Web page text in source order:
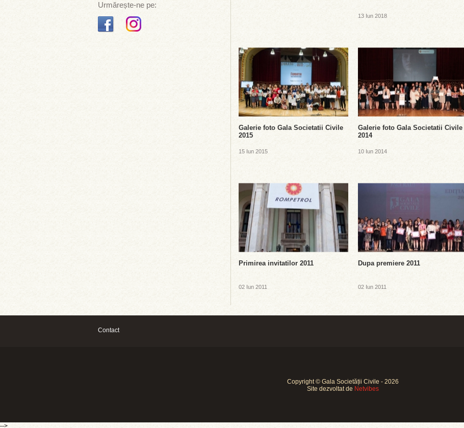
Urmărește-ne pe:
13 Iun 2018
Galerie foto Gala Societatii Civile
2015
15 Iun 2015
Galerie foto Gala Societatii Civile
2014
10 Iun 2014
Primirea invitatilor 2011
02 Iun 2011
Dupa premiere 2011
02 Iun 2011
Contact
Copyright © Gala Societății Civile - 2026
Site dezvoltat de Netvibes
-->